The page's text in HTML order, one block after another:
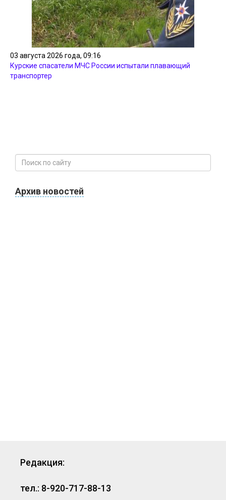
03 августа 2026 года, 09:16
Курские спасатели МЧС России испытали плавающий
транспортер
Архив новостей
Редакция:
тел.: 8-920-717-88-13